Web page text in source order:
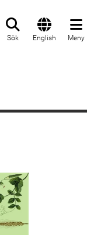
Sök English Meny